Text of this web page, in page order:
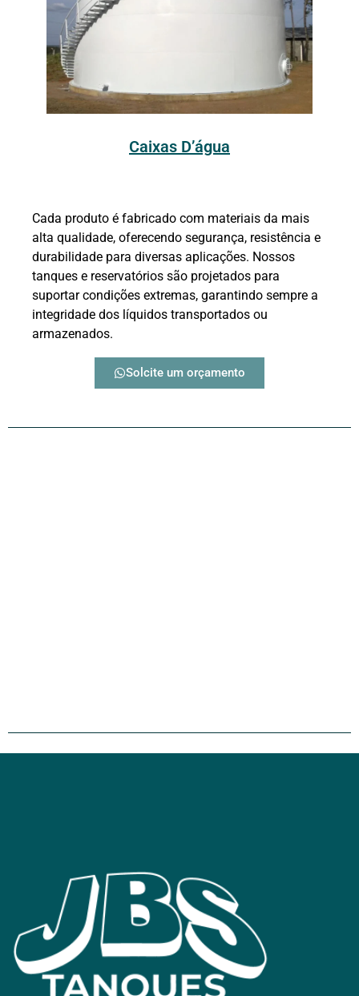
Caixas D’água
Cada produto é fabricado com materiais da mais
alta qualidade, oferecendo segurança, resistência e
durabilidade para diversas aplicações. Nossos
tanques e reservatórios são projetados para
suportar condições extremas, garantindo sempre a
integridade dos líquidos transportados ou
armazenados.
Solcite um orçamento